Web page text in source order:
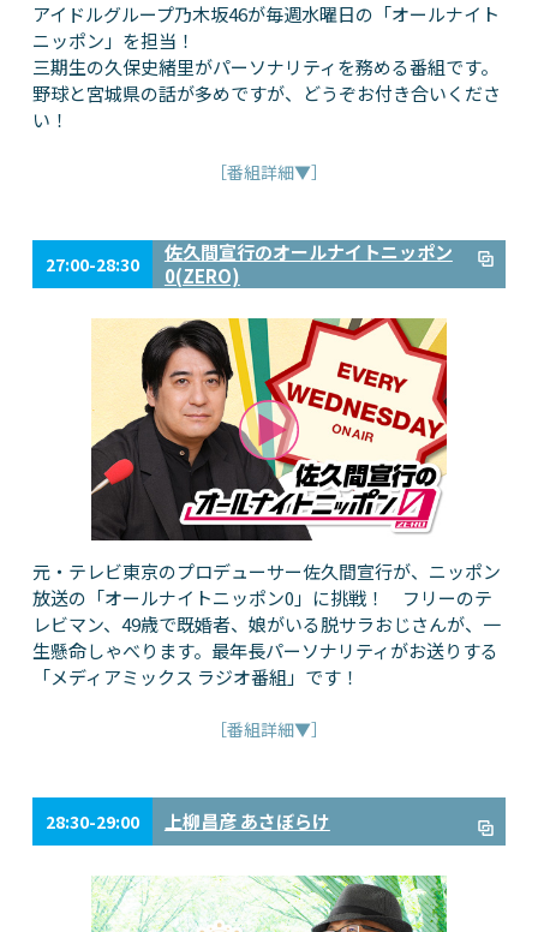
アイドルグループ乃木坂46が毎週水曜日の「オールナイト
ニッポン」を担当！
三期生の久保史緒里がパーソナリティを務める番組です。
野球と宮城県の話が多めですが、どうぞお付き合いくださ
い！
［番組詳細▼］
27:00-28:30
佐久間宣行のオールナイトニッポン
0(ZERO)
元・テレビ東京のプロデューサー佐久間宣行が、ニッポン
放送の「オールナイトニッポン0」に挑戦！ フリーのテ
レビマン、49歳で既婚者、娘がいる脱サラおじさんが、一
生懸命しゃべります。最年長パーソナリティがお送りする
「メディアミックス ラジオ番組」です！
［番組詳細▼］
28:30-29:00 上柳昌彦 あさぼらけ